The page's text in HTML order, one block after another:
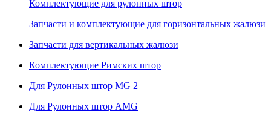
Комплектующие для рулонных штор
Запчасти и комплектующие для горизонтальных жалюзи
Запчасти для вертикальных жалюзи
Комплектующие Римских штор
Для Рулонных штор MG 2
Для Рулонных штор AMG